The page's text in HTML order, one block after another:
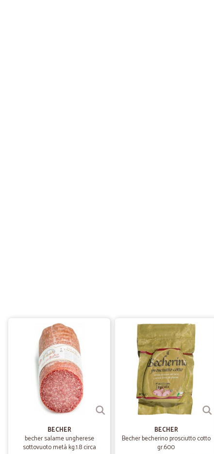
BECHER
becher salame ungherese
sottovuoto metà kg.1.8 circa
BECHER
Becher becherino prosciutto cotto
gr.600